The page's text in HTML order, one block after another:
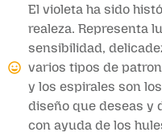
El violeta ha sido
realeza. Representa
sensibilidad,
varios tipos de
y los espirales son
diseño que deseas y
con ayuda de los